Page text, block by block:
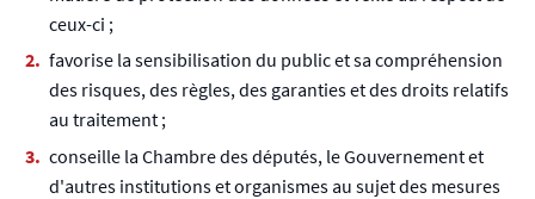
ceux-ci ;
favorise la sensibilisation du public et sa compréhension
des risques, des règles, des garanties et des droits relatifs
au traitement ;
conseille la Chambre des députés, le Gouvernement et
d'autres institutions et organismes au sujet des mesures